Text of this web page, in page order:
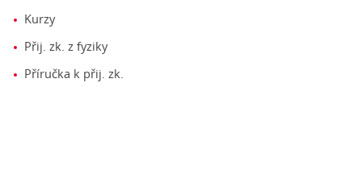
Kurzy
Přij. zk. z fyziky
Příručka k přij. zk.